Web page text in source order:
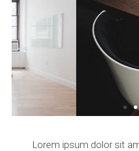
Lorem ipsum dolor sit